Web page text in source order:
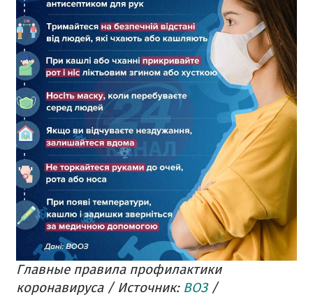
Главные правила профилактики
коронавируса / Источник: ВОЗ/